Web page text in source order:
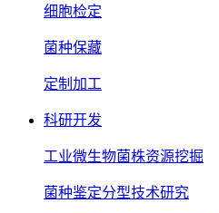
细胞检定
菌种保藏
定制加工
科研开发
工业微生物菌株资源挖掘
菌种鉴定分型技术研究